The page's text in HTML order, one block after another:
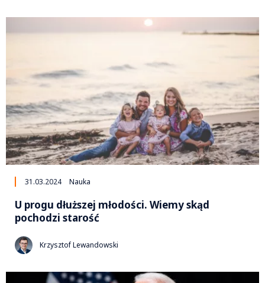
31.03.2024 Nauka
U progu dłuższej młodości. Wiemy skąd
pochodzi starość
Krzysztof Lewandowski